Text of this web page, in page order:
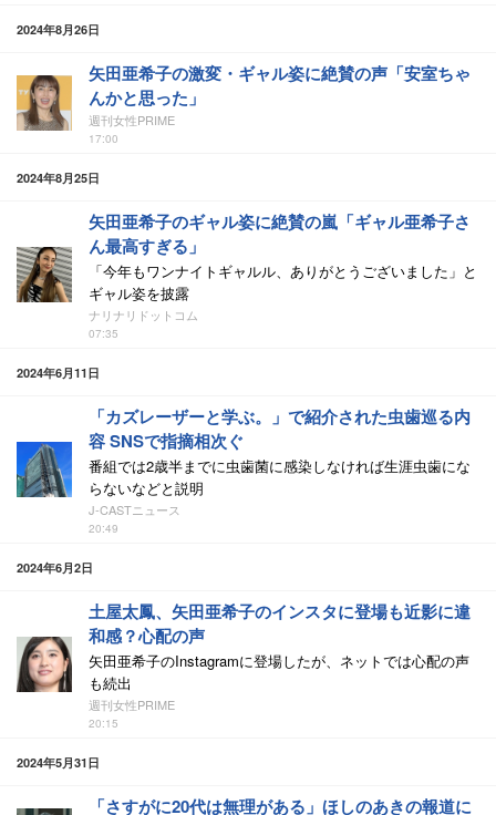
2024年8月26日
矢田亜希子の激変・ギャル姿に絶賛の声「安室ちゃ
んかと思った」
週刊女性PRIME
17:00
2024年8月25日
矢田亜希子のギャル姿に絶賛の嵐「ギャル亜希子さ
ん最高すぎる」
「今年もワンナイトギャルル、ありがとうございました」と
ギャル姿を披露
ナリナリドットコム
07:35
2024年6月11日
「カズレーザーと学ぶ。」で紹介された虫歯巡る内
容 SNSで指摘相次ぐ
番組では2歳半までに虫歯菌に感染しなければ生涯虫歯にな
らないなどと説明
J-CASTニュース
20:49
2024年6月2日
土屋太鳳、矢田亜希子のインスタに登場も近影に違
和感？心配の声
矢田亜希子のInstagramに登場したが、ネットでは心配の声
も続出
週刊女性PRIME
20:15
2024年5月31日
「さすがに20代は無理がある」ほしのあきの報道に